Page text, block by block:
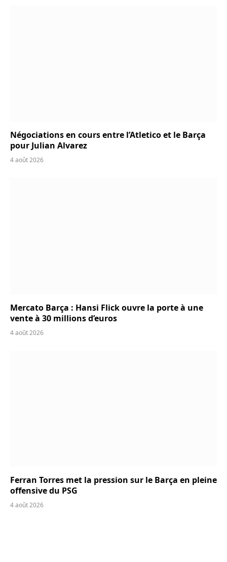
Négociations en cours entre l’Atletico et le Barça
pour Julian Alvarez
4 août 2026
Mercato Barça : Hansi Flick ouvre la porte à une
vente à 30 millions d’euros
4 août 2026
Ferran Torres met la pression sur le Barça en pleine
offensive du PSG
4 août 2026